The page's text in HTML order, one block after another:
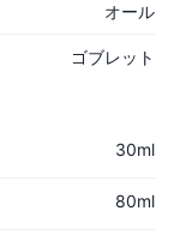
オール
ゴブレット
30ml
80ml